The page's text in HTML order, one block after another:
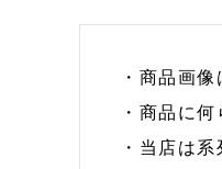
・商品画
・商品に
・当店は